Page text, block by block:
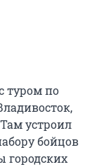
туром по
устроил
бойцов
городских